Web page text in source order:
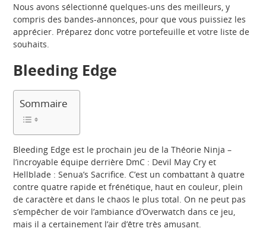
Nous avons sélectionné quelques-uns des meilleurs, y
compris des bandes-annonces, pour que vous puissiez les
apprécier. Préparez donc votre portefeuille et votre liste de
souhaits.
Bleeding Edge
Sommaire
Bleeding Edge est le prochain jeu de la Théorie Ninja –
l’incroyable équipe derrière DmC : Devil May Cry et
Hellblade : Senua’s Sacrifice. C’est un combattant à quatre
contre quatre rapide et frénétique, haut en couleur, plein
de caractère et dans le chaos le plus total. On ne peut pas
s’empêcher de voir l’ambiance d’Overwatch dans ce jeu,
mais il a certainement l’air d’être très amusant.